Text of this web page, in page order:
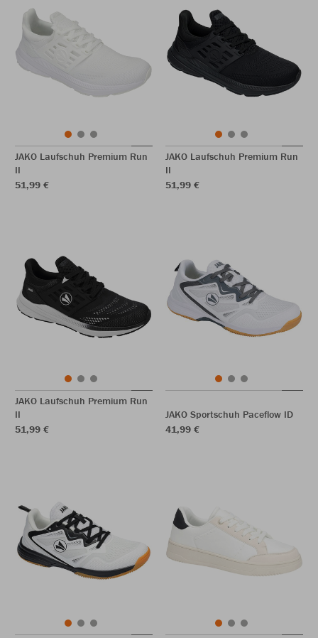
JAKO Laufschuh Premium Run
II
51,99 €
JAKO Laufschuh Premium Run
II
51,99 €
JAKO Laufschuh Premium Run
II
51,99 €
JAKO Sportschuh Paceflow ID
41,99 €